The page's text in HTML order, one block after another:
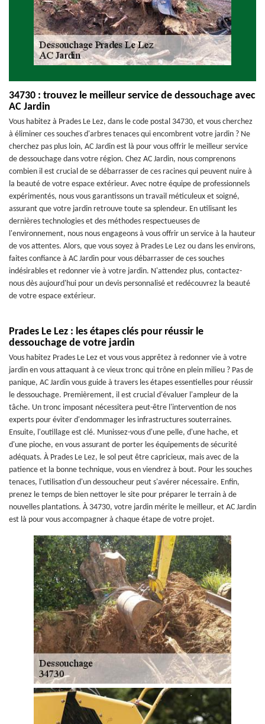
34730 : trouvez le meilleur service de dessouchage avec
AC Jardin
Vous habitez à Prades Le Lez, dans le code postal 34730, et vous cherchez
à éliminer ces souches d'arbres tenaces qui encombrent votre jardin ? Ne
cherchez pas plus loin, AC Jardin est là pour vous offrir le meilleur service
de dessouchage dans votre région. Chez AC Jardin, nous comprenons
combien il est crucial de se débarrasser de ces racines qui peuvent nuire à
la beauté de votre espace extérieur. Avec notre équipe de professionnels
expérimentés, nous vous garantissons un travail méticuleux et soigné,
assurant que votre jardin retrouve toute sa splendeur. En utilisant les
dernières technologies et des méthodes respectueuses de
l'environnement, nous nous engageons à vous offrir un service à la hauteur
de vos attentes. Alors, que vous soyez à Prades Le Lez ou dans les environs,
faites confiance à AC Jardin pour vous débarrasser de ces souches
indésirables et redonner vie à votre jardin. N'attendez plus, contactez-
nous dès aujourd'hui pour un devis personnalisé et redécouvrez la beauté
de votre espace extérieur.
Prades Le Lez : les étapes clés pour réussir le
dessouchage de votre jardin
Vous habitez Prades Le Lez et vous vous apprêtez à redonner vie à votre
jardin en vous attaquant à ce vieux tronc qui trône en plein milieu ? Pas de
panique, AC Jardin vous guide à travers les étapes essentielles pour réussir
le dessouchage. Premièrement, il est crucial d'évaluer l'ampleur de la
tâche. Un tronc imposant nécessitera peut-être l'intervention de nos
experts pour éviter d'endommager les infrastructures souterraines.
Ensuite, l'outillage est clé. Munissez-vous d'une pelle, d'une hache, et
d'une pioche, en vous assurant de porter les équipements de sécurité
adéquats. À Prades Le Lez, le sol peut être capricieux, mais avec de la
patience et la bonne technique, vous en viendrez à bout. Pour les souches
tenaces, l'utilisation d'un dessoucheur peut s'avérer nécessaire. Enfin,
prenez le temps de bien nettoyer le site pour préparer le terrain à de
nouvelles plantations. À 34730, votre jardin mérite le meilleur, et AC Jardin
est là pour vous accompagner à chaque étape de votre projet.